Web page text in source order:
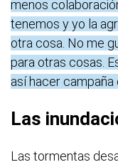
menos
tenemos y yo la
otra cosa. No me
para otras cosas.
así hacer
Las
Las tormentas